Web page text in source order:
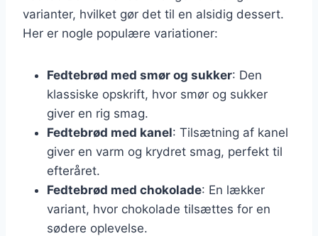
varianter, hvilket gør det til en alsidig dessert.
Her er nogle populære variationer:
Fedtebrød med smør og sukker: Den
klassiske opskrift, hvor smør og sukker
giver en rig smag.
Fedtebrød med kanel: Tilsætning af kanel
giver en varm og krydret smag, perfekt til
efteråret.
Fedtebrød med chokolade: En lækker
variant, hvor chokolade tilsættes for en
sødere oplevelse.